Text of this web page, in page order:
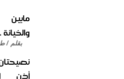
مابين
والخيانة
بقلم /
أذن